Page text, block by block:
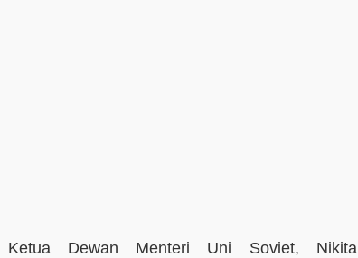
Dewan Menteri Uni Soviet, Nikita